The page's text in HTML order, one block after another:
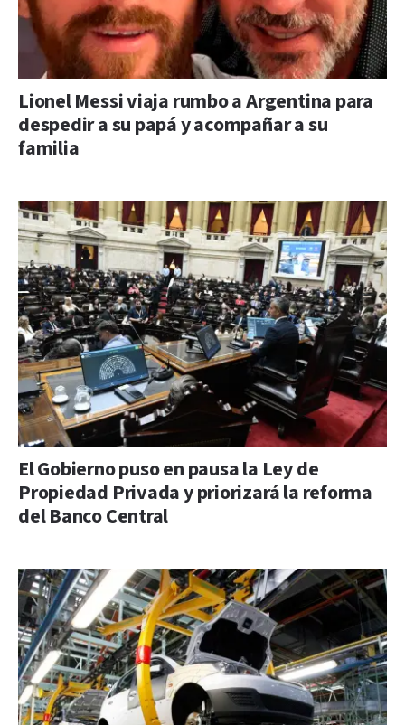
Lionel Messi viaja rumbo a Argentina para
despedir a su papá y acompañar a su
familia
El Gobierno puso en pausa la Ley de
Propiedad Privada y priorizará la reforma
del Banco Central